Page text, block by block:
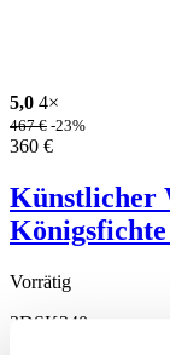
5,0 4×
467€ -23%
360 €
Künstlicher
Königsfichte
Vorrätig
3DSK240